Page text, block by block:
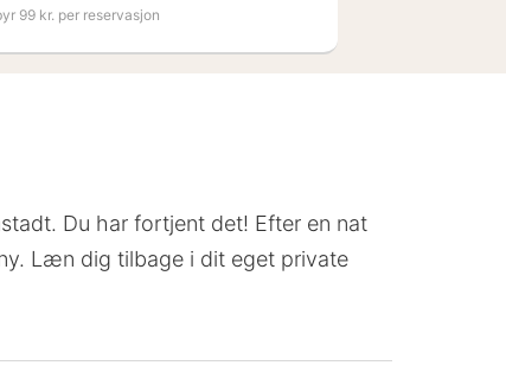
99 kr. per reservasjon
Du har fortjent det! Efter en nat
Læn dig tilbage i dit eget private